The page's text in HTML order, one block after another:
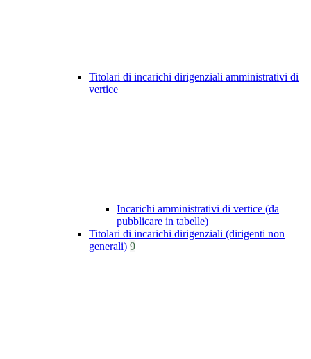
Titolari di incarichi dirigenziali amministrativi di
vertice
Incarichi amministrativi di vertice (da
pubblicare in tabelle)
Titolari di incarichi dirigenziali (dirigenti non
generali) 9